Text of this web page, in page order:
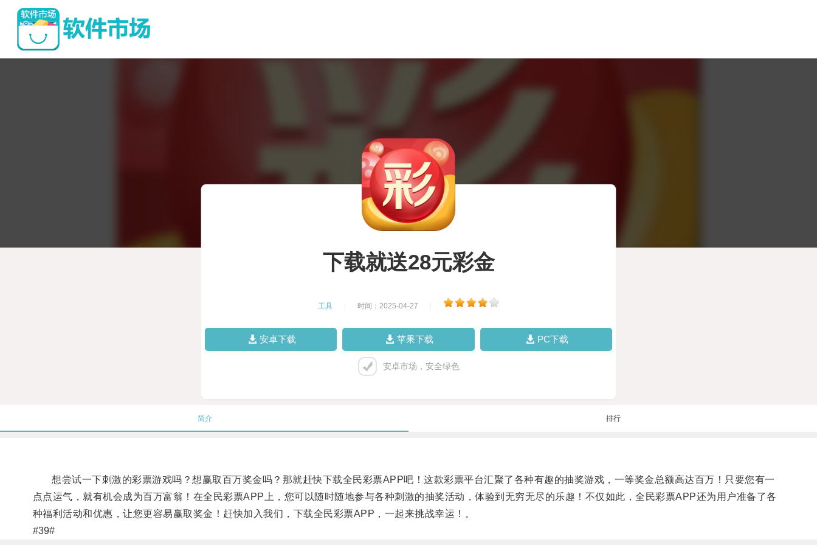
下载就送28元彩金
工具 时间：2025-04-27
安卓下载 苹果下载 PC下载
安卓市场，安全绿色
简介 排行
想尝试一下刺激的彩票游戏吗？想赢取百万奖金吗？那就赶快下载全民彩票APP吧！这款彩票平台汇聚了各种有趣的抽奖游戏，一等奖金总额高达百万！只要您有一
点点运气，就有机会成为百万富翁！在全民彩票APP上，您可以随时随地参与各种刺激的抽奖活动，体验到无穷无尽的乐趣！不仅如此，全民彩票APP还为用户准备了各
种福利活动和优惠，让您更容易赢取奖金！赶快加入我们，下载全民彩票APP，一起来挑战幸运！。
#39#